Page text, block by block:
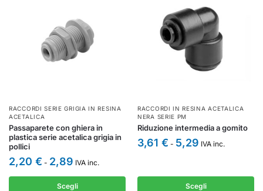
RACCORDI SERIE GRIGIA IN RESINA
ACETALICA
Passaparete con ghiera in
plastica serie acetalica grigia in
pollici
2,20 € - 2,89 IVA inc.
Scegli
RACCORDI IN RESINA ACETALICA
NERA SERIE PM
Riduzione intermedia a gomito
3,61 € - 5,29 IVA inc.
Scegli